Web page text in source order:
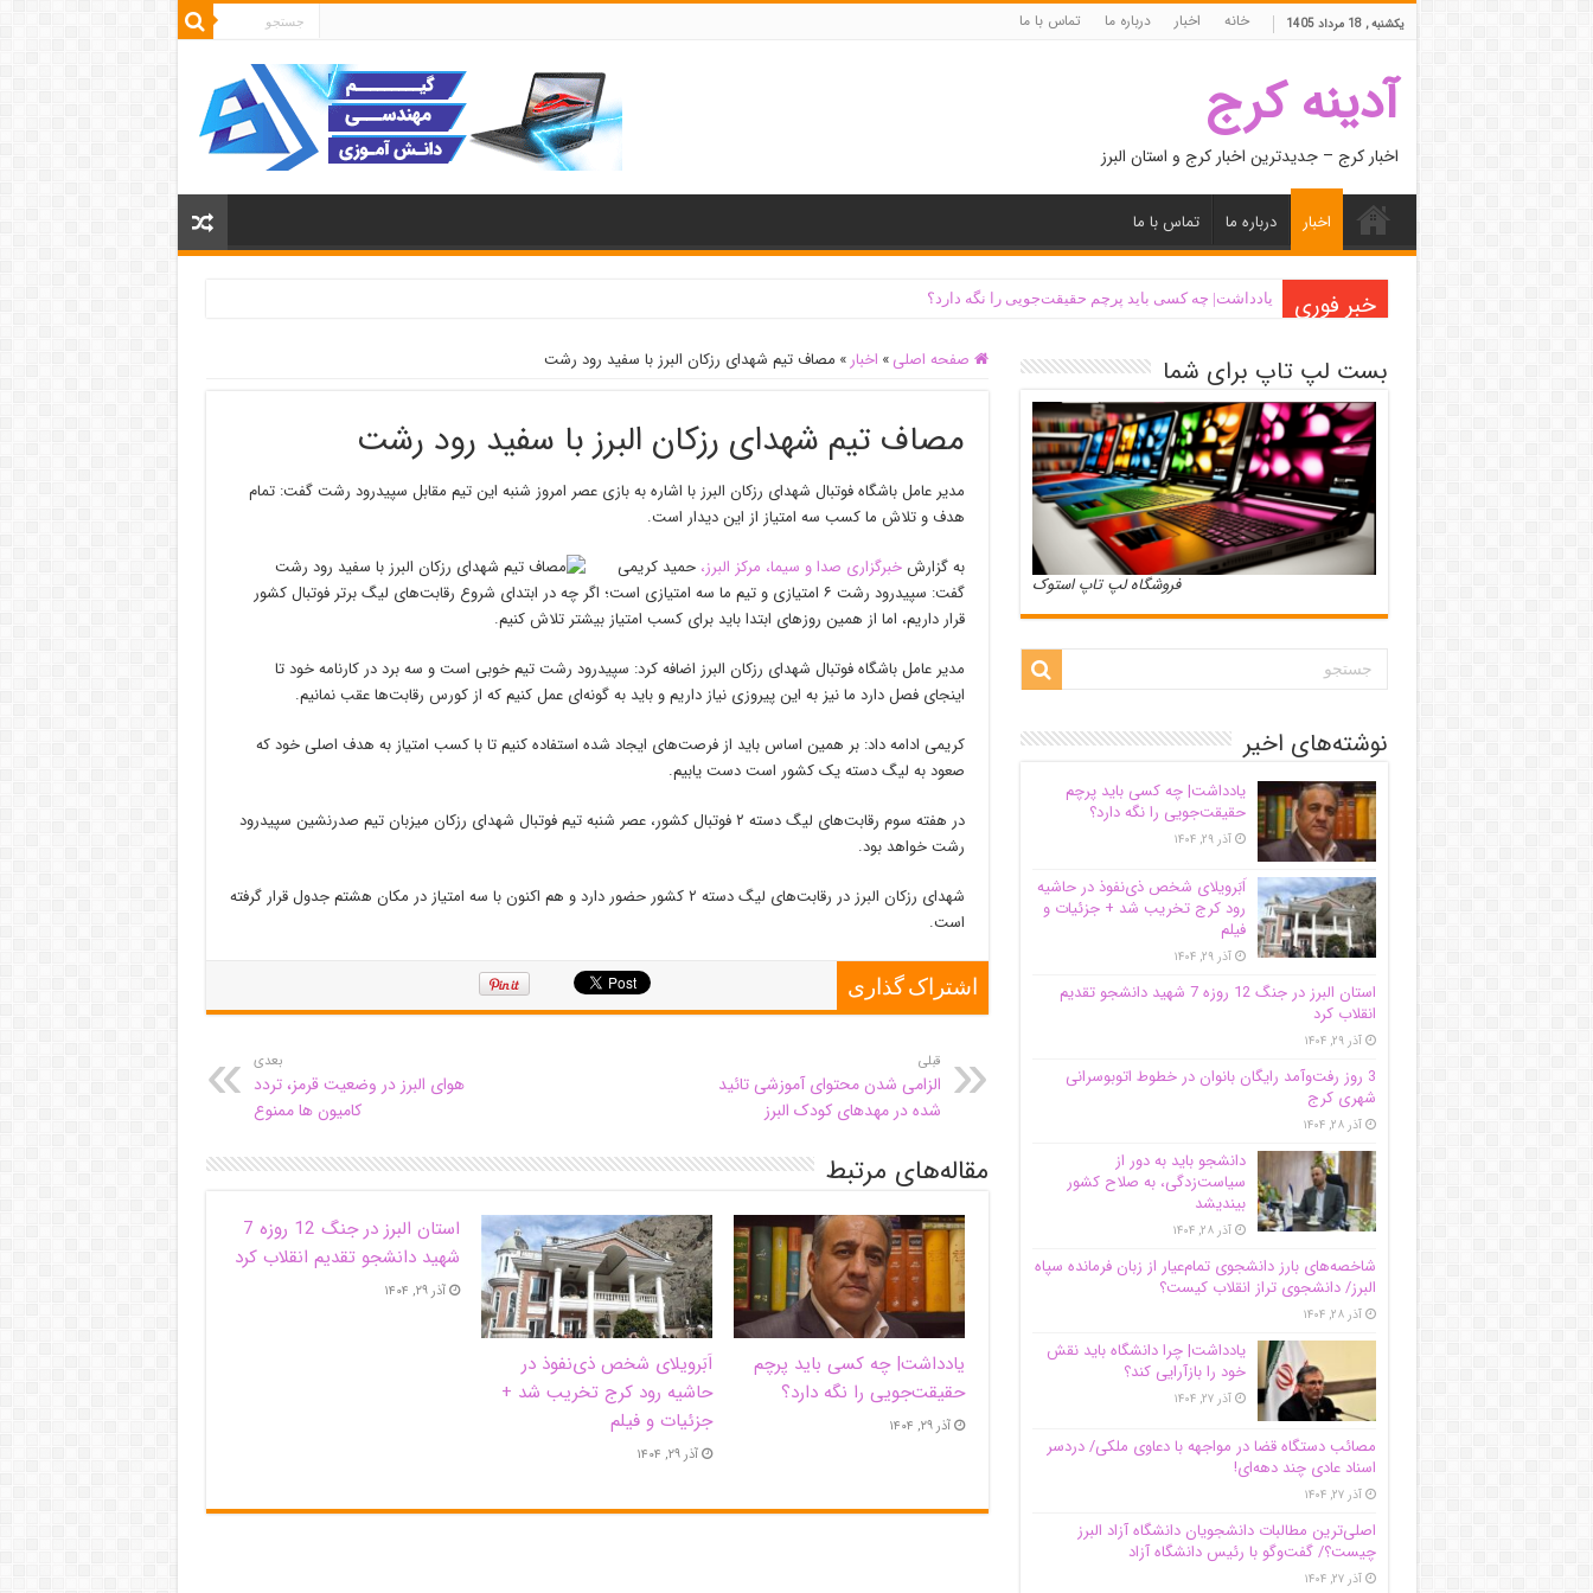
یکشنبه , 18 مرداد 1405 خانه اخبار درباره ما تماس با ما
آدینه کرج
اخبار کرج – جدیدترین اخبار کرج و استان البرز
اخبار درباره ما تماس با ما
خبر فوری یادداشت| ‌چه کسی باید پرچم حقیقت‌جویی را نگه دارد؟
صفحه اصلی » اخبار » مصاف تیم شهدای رزکان البرز با سفید رود رشت
مصاف تیم شهدای رزکان البرز با سفید رود رشت
مدیر عامل باشگاه فوتبال شهدای رزکان البرز با اشاره به بازی عصر امروز شنبه این تیم مقابل سپیدرود رشت گفت: تمام
هدف و تلاش ما کسب سه امتیاز از این دیدار است.
به گزارشخبرگزاری صدا و سیما، مرکز البرز، حمید کریمی
گفت: سپیدرود رشت ۶ امتیازی و تیم ما سه امتیازی است؛ اگر چه در ابتدای شروع رقابت‌های لیگ برتر فوتبال کشور
قرار داریم، اما از همین روز‌های ابتدا باید برای کسب امتیاز بیشتر تلاش کنیم.
مدیر عامل باشگاه فوتبال شهدای رزکان البرز اضافه کرد: سپیدرود رشت تیم خوبی است و سه برد در کارنامه خود تا
اینجای فصل دارد ما نیز به این پیروزی نیاز داریم و باید به گونه‌ای عمل کنیم که از کورس رقابت‌ها عقب نمانیم.
کریمی ادامه داد: بر همین اساس باید از فرصت‌های ایجاد شده استفاده کنیم تا با کسب امتیاز به هدف اصلی خود که
صعود به لیگ دسته یک کشور است دست یابیم.
در هفته سوم رقابت‌های لیگ دسته ۲ فوتبال کشور، عصر شنبه تیم فوتبال شهدای رزکان میزبان تیم صدرنشین سپیدرود
رشت خواهد بود.
شهدای رزکان البرز در رقابت‌های لیگ دسته ۲ کشور حضور دارد و هم اکنون با سه امتیاز در مکان هشتم جدول قرار گرفته
است.
اشتراک گذاری
قبلی
الزامی شدن محتوای آموزشی تائید
شده در مهد‌های کودک البرز
بعدی
هوای البرز در وضعیت قرمز، تردد
کامیون ها ممنوع
مقاله‌های مرتبط
یادداشت| ‌چه کسی باید پرچم
حقیقت‌جویی را نگه دارد؟
آذر ۲۹, ۱۴۰۴
اَبَر‌ویلای شخص ذی‌نفوذ در
حاشیه‌ رود کرج تخریب شد +
جزئیات و فیلم
آذر ۲۹, ۱۴۰۴
استان البرز در جنگ 12 روزه 7
شهید دانشجو تقدیم انقلاب کرد
آذر ۲۹, ۱۴۰۴
بست لپ تاپ برای شما
فروشگاه لپ تاپ استوک
نوشته‌های اخیر
یادداشت| ‌چه کسی باید پرچم
حقیقت‌جویی را نگه دارد؟
آذر ۲۹, ۱۴۰۴
اَبَر‌ویلای شخص ذی‌نفوذ در حاشیه‌
رود کرج تخریب شد + جزئیات و
فیلم
آذر ۲۹, ۱۴۰۴
استان البرز در جنگ 12 روزه 7 شهید دانشجو تقدیم
انقلاب کرد
آذر ۲۹, ۱۴۰۴
3 روز رفت‌وآمد رایگان بانوان در خطوط اتوبوسرانی
شهری کرج
آذر ۲۸, ۱۴۰۴
دانشجو باید به دور از
سیاست‌زدگی، به صلاح کشور
بیندیشد
آذر ۲۸, ۱۴۰۴
شاخصه‌های بارز دانشجوی تمام‌عیار از زبان فرمانده سپاه
البرز/ دانشجوی تراز انقلاب کیست؟
آذر ۲۸, ۱۴۰۴
یادداشت| چرا دانشگاه باید نقش
خود را بازآرایی کند؟
آذر ۲۷, ۱۴۰۴
مصائب دستگاه قضا در مواجهه با دعاوی ملکی/ دردسر
اسناد عادی چند‌ دهه‌ای!
آذر ۲۷, ۱۴۰۴
اصلی‌ترین مطالبات دانشجویان دانشگاه آزاد البرز
چیست؟/ گفت‌وگو با رئیس دانشگاه آز‌اد
آذر ۲۷, ۱۴۰۴